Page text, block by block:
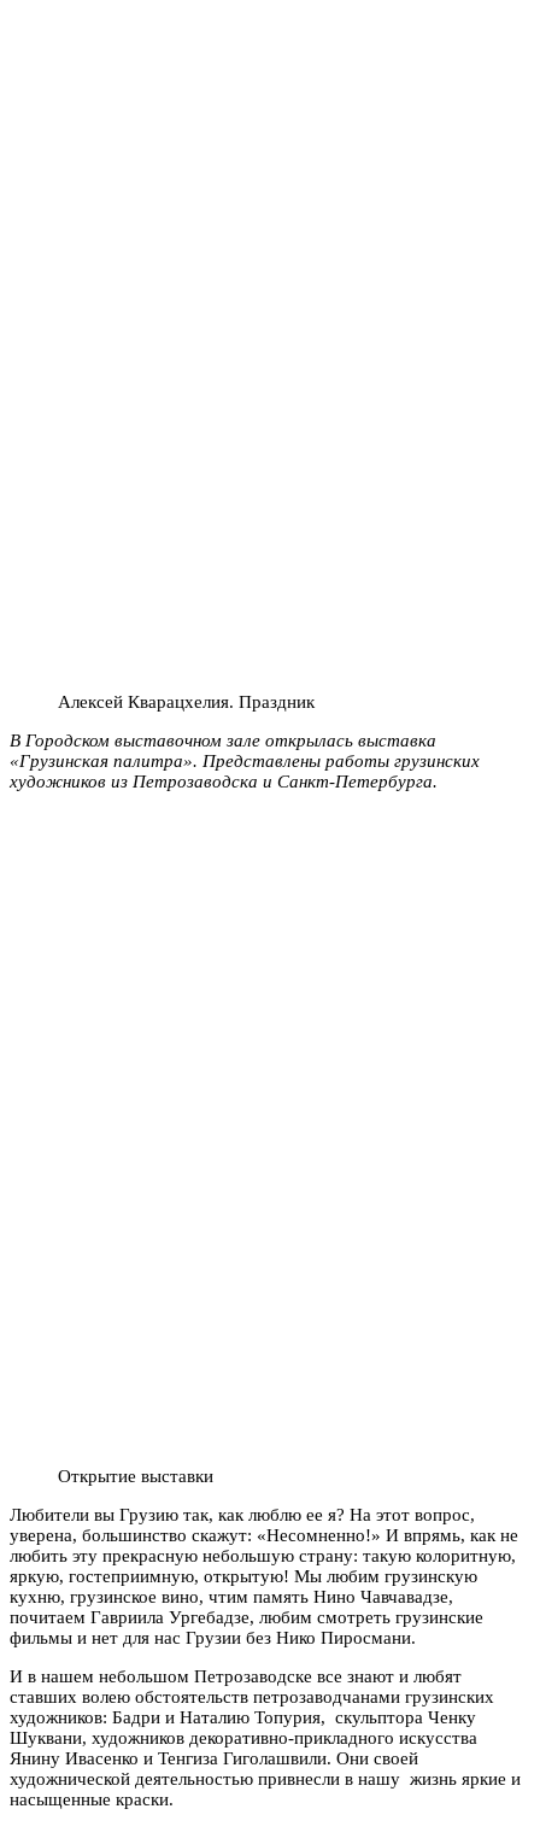
Алексей Кварацхелия. Праздник
В Городском выставочном зале открылась выставка
«Грузинская палитра». Представлены работы грузинских
художников из Петрозаводска и Санкт-Петербурга.
Открытие выставки
Любители вы Грузию так, как люблю ее я? На этот вопрос,
уверена, большинство скажут: «Несомненно!» И впрямь, как не
любить эту прекрасную небольшую страну: такую колоритную,
яркую, гостеприимную, открытую! Мы любим грузинскую
кухню, грузинское вино, чтим память Нино Чавчавадзе,
почитаем Гавриила Ургебадзе, любим смотреть грузинские
фильмы и нет для нас Грузии без Нико Пиросмани.
И в нашем небольшом Петрозаводске все знают и любят
ставших волею обстоятельств петрозаводчанами грузинских
художников: Бадри и Наталию Топурия, скульптора Ченку
Шуквани, художников декоративно-прикладного искусства
Янину Ивасенко и Тенгиза Гиголашвили. Они своей
художнической деятельностью привнесли в нашу жизнь яркие и
насыщенные краски.